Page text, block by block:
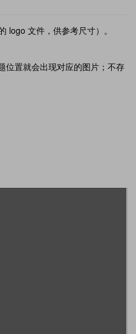
logo 文件，供参考尺寸）。
位置就会出现对应的图片；不存